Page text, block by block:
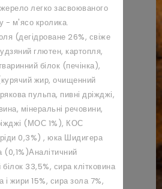
легко засвоюваного
- м'ясо кролика.
(дегідроване 26%, свіже
глютен, картопля,
білок (печінка),
жир, очищенний
пульпа, пивні дріжджі,
мінеральні речовини,
(МОС 1%), КОС
0,3%) , юка Шидигера
(0,1%)Аналітичний
33,5%, сира клітковина
і жири 15%, сира зола 7%,